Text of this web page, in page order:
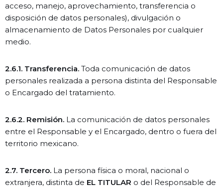
acceso, manejo, aprovechamiento, transferencia o
disposición de datos personales), divulgación o
almacenamiento de Datos Personales por cualquier
medio.
2.6.1. Transferencia. Toda comunicación de datos
personales realizada a persona distinta del Responsable
o Encargado del tratamiento.
2.6.2. Remisión. La comunicación de datos personales
entre el Responsable y el Encargado, dentro o fuera del
territorio mexicano.
2.7. Tercero. La persona física o moral, nacional o
extranjera, distinta de EL TITULAR o del Responsable de